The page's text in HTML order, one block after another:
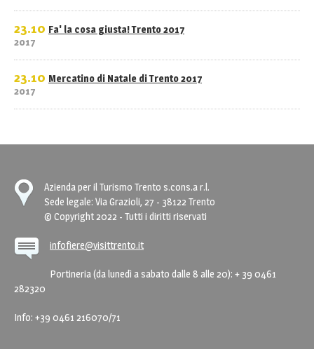
23.10
2017
Fa' la cosa giusta! Trento 2017
23.10
2017
Mercatino di Natale di Trento 2017
Azienda per il Turismo Trento s.cons.a r.l.
Sede legale: Via Grazioli, 27 - 38122 Trento
© Copyright 2022 - Tutti i diritti riservati
infofiere@visittrento.it
Portineria (da lunedì a sabato dalle 8 alle 20): + 39 0461
282320
Info: +39 0461 216070/71